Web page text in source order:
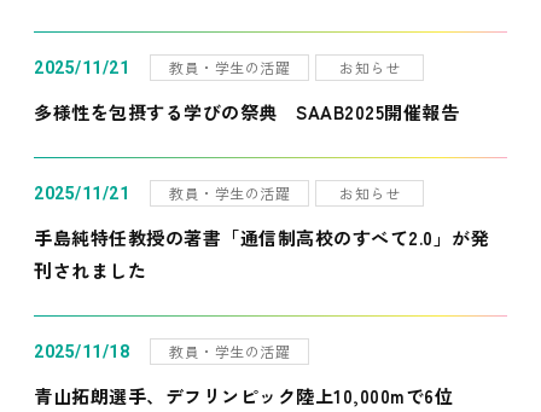
2025/11/21 教員・学生の活躍 お知らせ
多様性を包摂する学びの祭典 SAAB2025開催報告
2025/11/21 教員・学生の活躍 お知らせ
手島純特任教授の著書「通信制高校のすべて2.0」が発
刊されました
2025/11/18 教員・学生の活躍
青山拓朗選手、デフリンピック陸上10,000mで6位